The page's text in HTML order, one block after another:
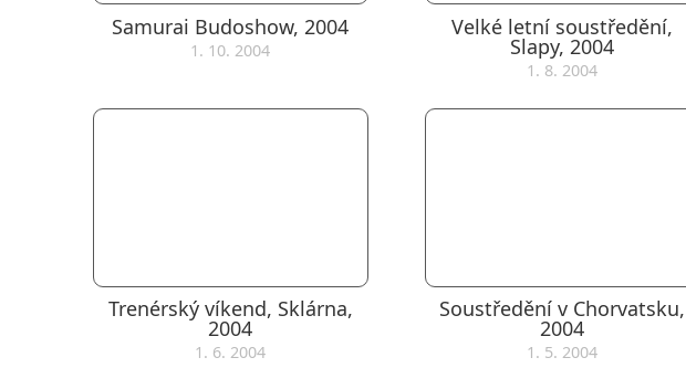
Samurai Budoshow, 2004
1. 10. 2004
Velké letní soustředění,
Slapy, 2004
1. 8. 2004
Trenérský víkend, Sklárna,
2004
1. 6. 2004
Soustředění v Chorvatsku,
2004
1. 5. 2004